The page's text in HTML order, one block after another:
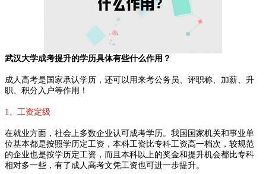
武汉大学成考提升的学历具体有些什么作用？
成人高考是国家承认学历，还可以用来考公务员、评职称、加薪、升
职、积分入户等作用！
1、工资定级
在就业方面，社会上多数企业认可成考学历。我国国家机关和事业单
位基本都是按照学历定工资，本科工资比专科工资高一档次，较规范
的企业也是按学历定工资，而且本科以上的奖金和提升机会都比专科
相对多一些，有了成人高考文凭工资也可进一步提升。